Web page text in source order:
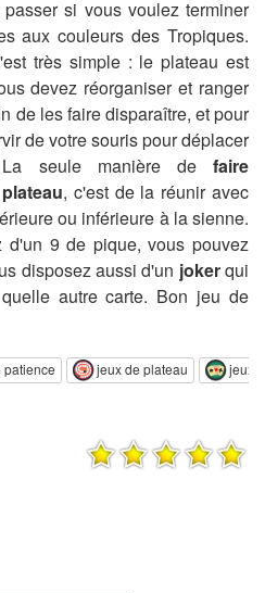
si vous voulez terminer
aux couleurs des Tropiques.
très simple : le plateau est
devez réorganiser et ranger
de les faire disparaître, et pour
de votre souris pour déplacer
seule manière de faire
, c'est de la réunir avec
ou inférieure à la sienne.
d'un 9 de pique, vous pouvez
disposez aussi d'un jokerqui
autre carte. Bon jeu de
patience jeux de plateau jeux